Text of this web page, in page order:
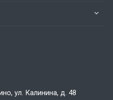
ул. Калинина, д. 48